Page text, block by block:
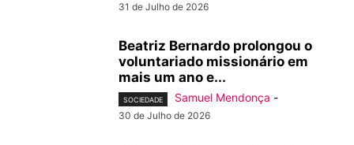
31 de Julho de 2026
Beatriz Bernardo prolongou o
voluntariado missionário em
mais um ano e...
SOCIEDADE Samuel Mendonça -
30 de Julho de 2026